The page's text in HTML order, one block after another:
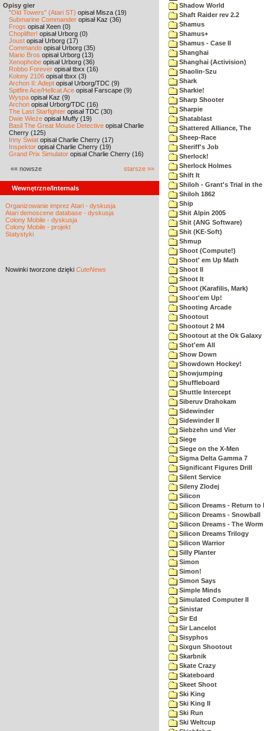
Opisy gier
"Old Towers" (Atari ST) opisał Misza (19)
Submarine Commander opisał Kaz (36)
Frogs opisał Xeen (0)
Choplifter! opisał Urborg (0)
Joust opisał Urborg (17)
Commando opisał Urborg (35)
Mario Bros opisał Urborg (13)
Xenophobe opisał Urborg (36)
Robbo Forever opisał tbxx (16)
Kolony 2106 opisał tbxx (3)
Archon II: Adept opisał Urborg/TDC (9)
Spitfire Ace/Hellcat Ace opisał Farscape (9)
Wyspa opisał Kaz (9)
Archon opisał Urborg/TDC (16)
The Last Starfighter opisał TDC (30)
Dwie Wieże opisał Muffy (19)
Basil The Great Mouse Detective opisał Charlie
Cherry (125)
Inny Świat opisał Charlie Cherry (17)
Inspektor opisał Charlie Cherry (19)
Grand Prix Simulator opisał Charlie Cherry (16)
«« nowsze starsze »»
Wewnętrzne/Internals
Organizowanie imprez Atari - dyskusja
Atari demoscene database - dyskusja
Colony Mobile - dyskusja
Colony Mobile - projekt
Statystyki
Nowinki tworzone dzięki CuteNews
Shadow World
Shaft Raider rev 2.2
Shamus
Shamus+
Shamus - Case II
Shanghai
Shanghai (Activision)
Shaolin-Szu
Shark
Sharkie!
Sharp Shooter
Sharpie
Shatablast
Shattered Alliance, The
Sheep-Race
Sheriff's Job
Sherlock!
Sherlock Holmes
Shift It
Shiloh - Grant's Trial in the
Shiloh 1862
Ship
Shit Alpin 2005
Shit (ANG Software)
Shit (KE-Soft)
Shmup
Shoot (Compute!)
Shoot' em Up Math
Shoot II
Shoot It
Shoot (Karafilis, Mark)
Shoot'em Up!
Shooting Arcade
Shootout
Shootout 2 M4
Shootout at the Ok Galaxy
Shot'em All
Show Down
Showdown Hockey!
Showjumping
Shuffleboard
Shuttle Intercept
Siberuv Drahokam
Sidewinder
Sidewinder II
Siebzehn und Vier
Siege
Siege on the X-Men
Sigma Delta Gamma 7
Significant Figures Drill
Silent Service
Sileny Zlodej
Silicon
Silicon Dreams - Return to
Silicon Dreams - Snowball
Silicon Dreams - The
Silicon Dreams Trilogy
Silicon Warrior
Silly Planter
Simon
Simon!
Simon Says
Simple Minds
Simulated Computer II
Sinistar
Sir Ed
Sir Lancelot
Sisyphos
Sixgun Shootout
Skarbnik
Skate Crazy
Skateboard
Skeet Shoot
Ski King
Ski King II
Ski Run
Ski Weltcup